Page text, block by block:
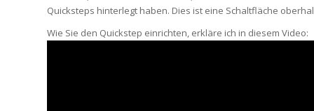
Quicksteps hinterlegt haben. Dies ist eine Schaltfläche
Wie Sie den Quickstep einrichten, erkläre ich in diesem Video: